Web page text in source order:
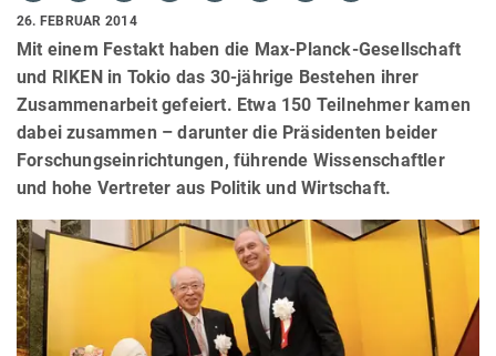
26. FEBRUAR 2014
Mit einem Festakt haben die Max-Planck-Gesellschaft
und RIKEN in Tokio das 30-jährige Bestehen ihrer
Zusammenarbeit gefeiert. Etwa 150 Teilnehmer kamen
dabei zusammen – darunter die Präsidenten beider
Forschungseinrichtungen, führende Wissenschaftler
und hohe Vertreter aus Politik und Wirtschaft.